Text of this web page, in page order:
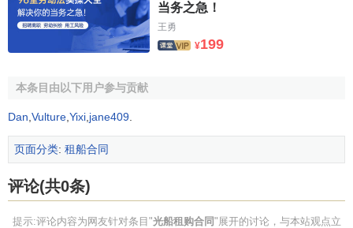
当务之急！
王勇
¥199
本条目由以下用户参与贡献
Dan Vulture Yixi jane409
页面分类: 租船合同
评论(共0条)
提示:评论内容为网友针对条目"光船租购合同"展开的讨论，与本站观点立